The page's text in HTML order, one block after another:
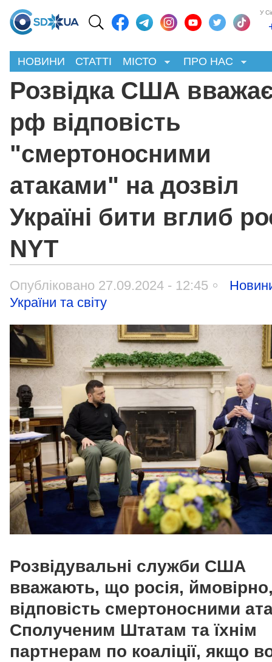
У
НОВИНИ СТАТТІ МІСТО ПРО НАС
Розвідка США
рф відповість
"смертоносними
атаками" на дозвіл
Україні бити вглиб
NYT
Опубліковано 27.09.2024 - 12:45
України та світу
Розвідувальні служби США
вважають, що росія,
відповість смертоносними
Сполученим Штатам та їхнім
партнерам по коаліції, якщо